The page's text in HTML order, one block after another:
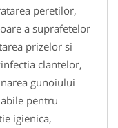
peretilor,
a suprafetelor
prizelor si
clantelor,
gunoiului
pentru
igienica,